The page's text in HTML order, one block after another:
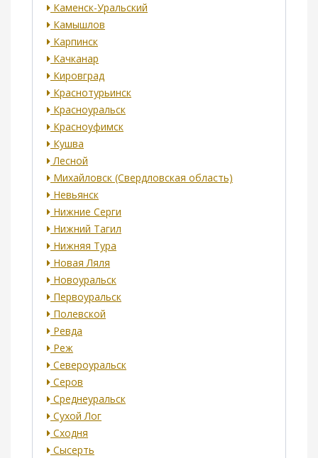
Каменск-Уральский
Камышлов
Карпинск
Качканар
Кировград
Краснотурьинск
Красноуральск
Красноуфимск
Кушва
Лесной
Михайловск (Свердловская область)
Невьянск
Нижние Серги
Нижний Тагил
Нижняя Тура
Новая Ляля
Новоуральск
Первоуральск
Полевской
Ревда
Реж
Североуральск
Серов
Среднеуральск
Сухой Лог
Сходня
Сысерть